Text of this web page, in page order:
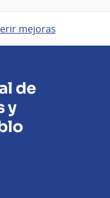
mejoras
de
y